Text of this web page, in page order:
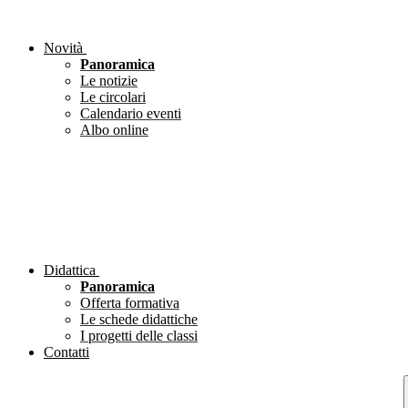
Novità
Panoramica
Le notizie
Le circolari
Calendario eventi
Albo online
Didattica
Panoramica
Offerta formativa
Le schede didattiche
I progetti delle classi
Contatti